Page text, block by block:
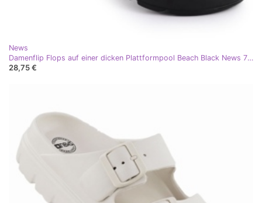
News
Damenflip Flops auf einer dicken Plattformpool Beach Black News 7303 schwarz
28,75 €